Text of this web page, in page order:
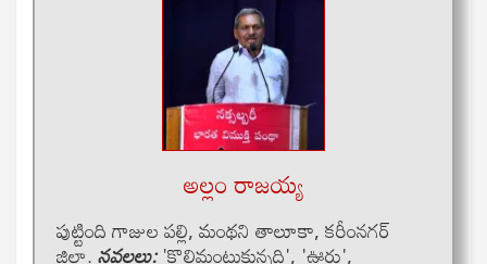
అల్లం రాజ‌య్య‌
పుట్టింది గాజుల ప‌ల్లి, మంథ‌ని తాలూకా, క‌రీంన‌గ‌ర్
జిల్లా.న‌వ‌ల‌లు:'కొలిమంటుకున్నది', 'ఊరు',